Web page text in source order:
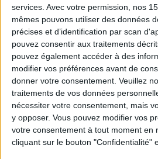
services. Avec votre permission, nos
mêmes pouvons utiliser des données
précises et d’identification par scan
pouvez consentir aux traitements
pouvez également accéder à des
modifier vos préférences avant de
donner votre consentement. Veuillez
traitements de vos données
nécessiter votre consentement, mais
y opposer. Vous pouvez modifier vos
votre consentement à tout moment en
cliquant sur le bouton "Confidentialité"
Service-client &
Les équipes du Service-
Communauté Savoir Maigrir
chaque semaine à vous
sereinement de votre objectif
Votre bilan
min)